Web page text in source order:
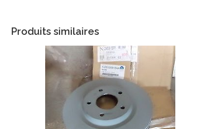
Produits similaires